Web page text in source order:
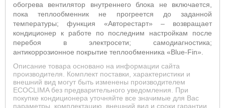
обогрева вентилятор внутреннего блока не включается,
пока теплообменник не прогреется до заданной
температуры; функция «Авторестарт» – возвращает
кондиционер к работе по последним настройкам после
перебоя в электросети; самодиагностика;
антикоррозионное покрытие теплообменника «Blue-Fin».
Описание товара основано на информации сайта
производителя. Комплект поставки, характеристики и
внешний вид могут быть изменены производителем
ECOCLIMA без предварительного уведомления. При
покупке кондиционера уточняйте все значимые для Вас
параметры, комплектацию, внешний вид и сроки гарантии